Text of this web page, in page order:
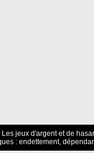
Les jeux d'argent et de
: endettement,